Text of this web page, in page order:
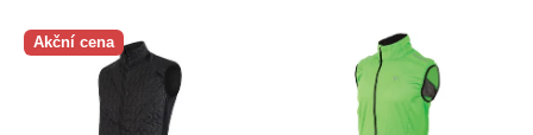
V Akční cena